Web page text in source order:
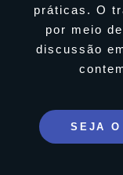
práticas. O
por meio
discussão
SEJA O